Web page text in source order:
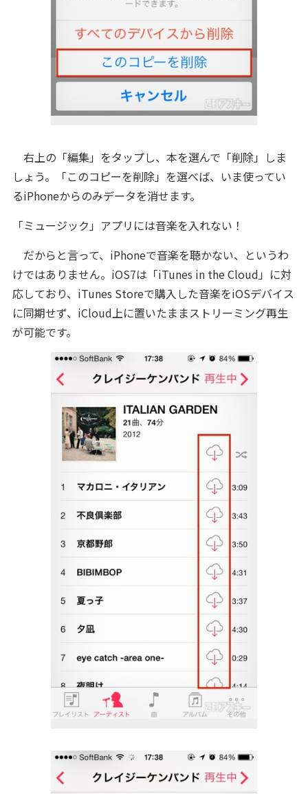
右上の「編集」をタップし、本を選んで「削除」しま
しょう。「このコピーを削除」を選べば、いま使ってい
るiPhoneからのみデータを消せます。
「ミュージック」アプリには音楽を入れない！
だからと言って、iPhoneで音楽を聴かない、というわ
けではありません。iOS7は「iTunes in the Cloud」に対
応しており、iTunes Storeで購入した音楽をiOSデバイス
に同期せず、iCloud上に置いたままストリーミング再生
が可能です。